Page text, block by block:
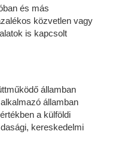
és más
közvetlen vagy
is kapcsolt
államban
államban
a külföldi
kereskedelmi